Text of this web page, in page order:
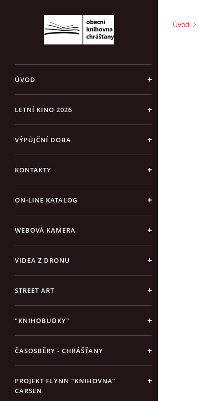
ÚVOD
LETNÍ KINO 2026
VÝPŮJČNÍ DOBA
KONTAKTY
ON-LINE KATALOG
WEBOVÁ KAMERA
VIDEA Z DRONU
STREET ART
"KNIHOBUDKY"
ČASOSBĚRY - CHRÁŠŤANY
PROJEKT FLYNN "KNIHOVNA"
CARSEN
Úvod